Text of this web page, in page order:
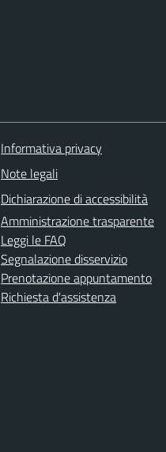
Informativa privacy
Note legali
Dichiarazione di accessibilità
Amministrazione trasparente
Leggi le FAQ
Segnalazione disservizio
Prenotazione appuntamento
Richiesta d'assistenza